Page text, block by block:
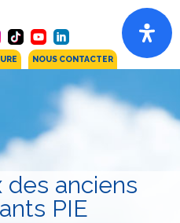
NOUS CONTACTER
des anciens
PIE